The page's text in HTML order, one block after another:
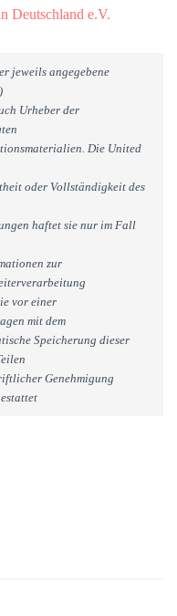
Deutschland e.V.
jeweils angegebene
Urheber der
Die United
oder Vollständigkeit des
haftet sie nur im Fall
zur
vor einer
mit dem
Speicherung dieser
Genehmigung